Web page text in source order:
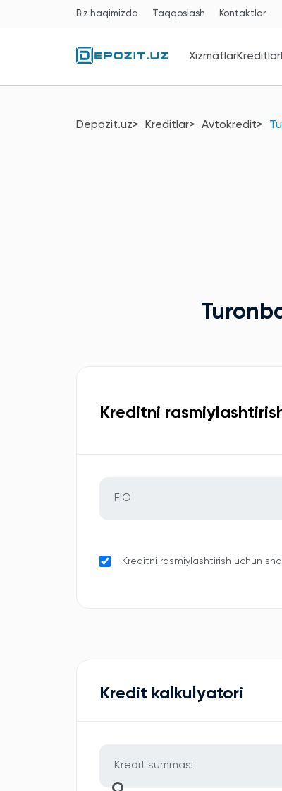
Biz haqimizda Taqqoslash Kontaktlar
XizmatlarKreditlar
Depozit.uz Kreditlar Avtokredit
Kreditni
Kreditni rasmiylashtirish uchun
Kredit kalkulyatori